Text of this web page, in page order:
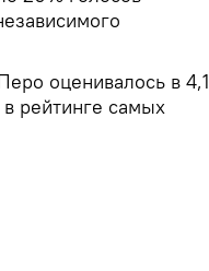
оценивалось в 4,1
рейтинге самых